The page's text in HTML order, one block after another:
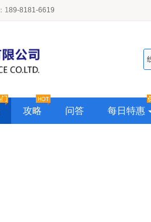
：189-8181-6619
攻略 问答 每日特惠